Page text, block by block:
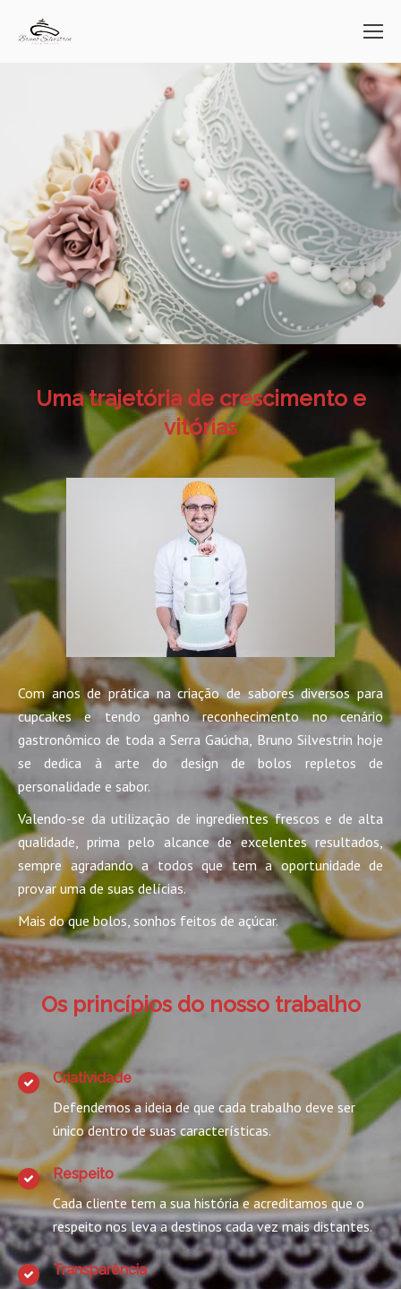
Uma trajetória de crescimento e
vitórias
Com anos de prática na criação de sabores diversos para
cupcakes e tendo ganho reconhecimento no cenário
gastronômico de toda a Serra Gaúcha, Bruno Silvestrin hoje
se dedica à arte do design de bolos repletos de
personalidade e sabor.
Valendo-se da utilização de ingredientes frescos e de alta
qualidade, prima pelo alcance de excelentes resultados,
sempre agradando a todos que tem a oportunidade de
provar uma de suas delícias.
Mais do que bolos, sonhos feitos de açúcar.
Os princípios do nosso trabalho
Criatividade
Defendemos a ideia de que cada trabalho deve ser
único dentro de suas características.
Respeito
Cada cliente tem a sua história e acreditamos que o
respeito nos leva a destinos cada vez mais distantes.
Transparência